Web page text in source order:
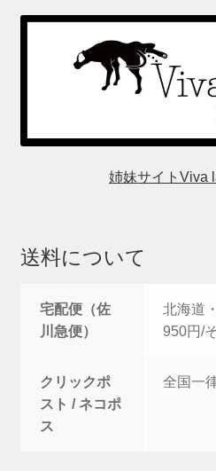
姉妹サイトViva
送料について
宅配便（佐
川急便）
北海道
950円/
クリックポ
スト / ネコポ
ス
全国一